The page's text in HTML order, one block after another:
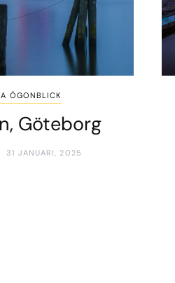
ÖGONBLICK
Göteborg
31 JANUARI, 2025